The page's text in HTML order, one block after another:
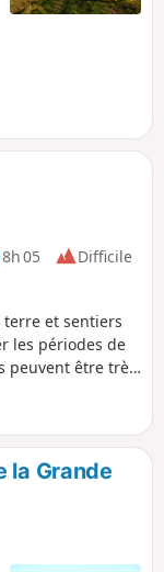
8h 05
Difficile
et sentiers
les périodes de
peuvent être très
PROPRIÉTÉ
la Grande